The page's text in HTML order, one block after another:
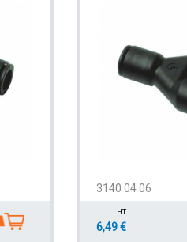
3140 04 06
HT
6,49 €